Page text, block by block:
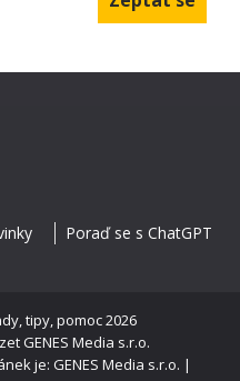
Poraď se s ChatGPT
tipy, pomoc2026
GENES Media s.r.o.
je: GENES Media s.r.o. |